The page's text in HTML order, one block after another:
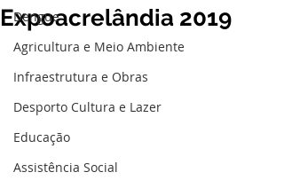
Dengue
Agricultura e Meio Ambiente
Infraestrutura e Obras
Desporto Cultura e Lazer
Educação
Assistência Social
Expoacrelândia 2019